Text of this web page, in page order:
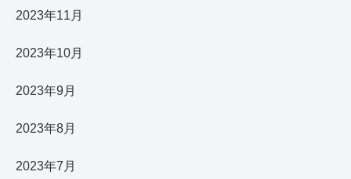
2023年11月
2023年10月
2023年9月
2023年8月
2023年7月